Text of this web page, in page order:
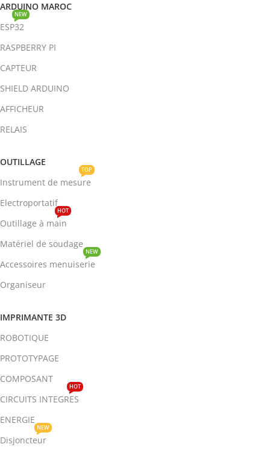
ARDUINO MAROC
ESP32
NEW
RASPBERRY PI
CAPTEUR
SHIELD ARDUINO
AFFICHEUR
RELAIS
OUTILLAGE
Instrument de mesure
TOP
Electroportatif
Outillage à main
HOT
Matériel de soudage
Accessoires menuiserie
NEW
Organiseur
IMPRIMANTE 3D
ROBOTIQUE
PROTOTYPAGE
COMPOSANT
CIRCUITS INTEGRES
HOT
ENERGIE
Disjoncteur
NEW